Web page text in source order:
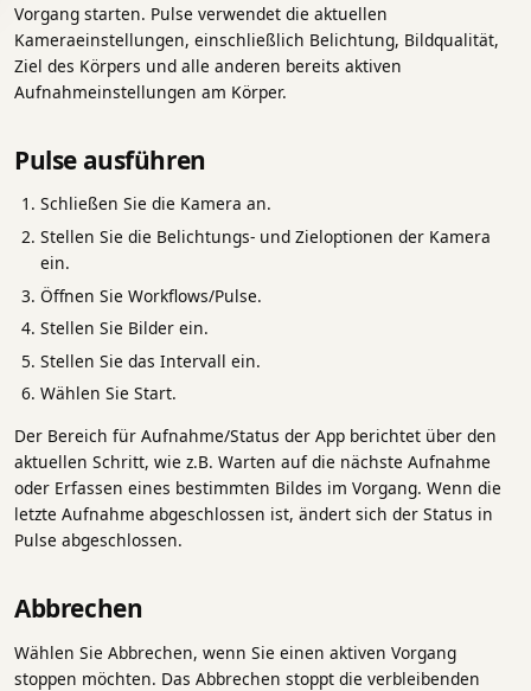
Vorgang starten. Pulse verwendet die aktuellen
Kameraeinstellungen, einschließlich Belichtung, Bildqualität,
Ziel des Körpers und alle anderen bereits aktiven
Aufnahmeinstellungen am Körper.
Pulse ausführen
Schließen Sie die Kamera an.
Stellen Sie die Belichtungs- und Zieloptionen der Kamera
ein.
Öffnen Sie Workflows/Pulse.
Stellen Sie Bilder ein.
Stellen Sie das Intervall ein.
Wählen Sie Start.
Der Bereich für Aufnahme/Status der App berichtet über den
aktuellen Schritt, wie z.B. Warten auf die nächste Aufnahme
oder Erfassen eines bestimmten Bildes im Vorgang. Wenn die
letzte Aufnahme abgeschlossen ist, ändert sich der Status in
Pulse abgeschlossen.
Abbrechen
Wählen Sie Abbrechen, wenn Sie einen aktiven Vorgang
stoppen möchten. Das Abbrechen stoppt die verbleibenden